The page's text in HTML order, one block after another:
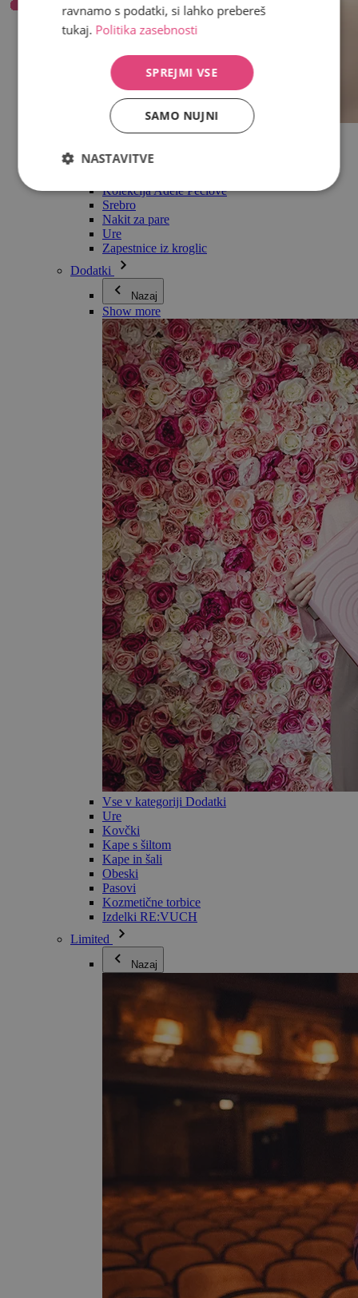
Vse v kategoriji Nakit
Zapestnice
Kolekcija Adéle Pečlové
Srebro
Nakit za pare
Ure
Zapestnice iz kroglic
Dodatki
Nazaj
Show more
Vse v kategoriji Dodatki
Ure
Kovčki
Kape s šiltom
Kape in šali
Obeski
Pasovi
Kozmetične torbice
Izdelki RE:VUCH
Limited
Nazaj
ravnamo s podatki, si lahko prebereš
tukaj. Politika zasebnosti
SPREJMI VSE
SAMO NUJNI
NASTAVITVE